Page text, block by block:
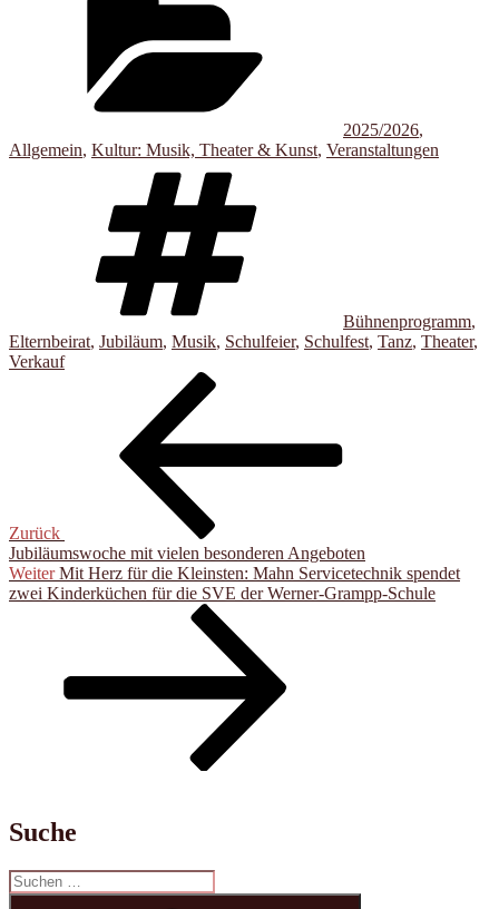
2025/2026,
Allgemein, Kultur: Musik, Theater & Kunst, Veranstaltungen
Bühnenprogramm,
Elternbeirat, Jubiläum, Musik, Schulfeier, Schulfest, Tanz, Theater,
Verkauf
Beitragsnavigation
Zurück
Jubiläumswoche mit vielen besonderen Angeboten
Nächster
Beitrag
Weiter Mit Herz für die Kleinsten: Mahn Servicetechnik spendet
zwei Kinderküchen für die SVE der Werner-Grampp-Schule
Suche
Suchen
nach: